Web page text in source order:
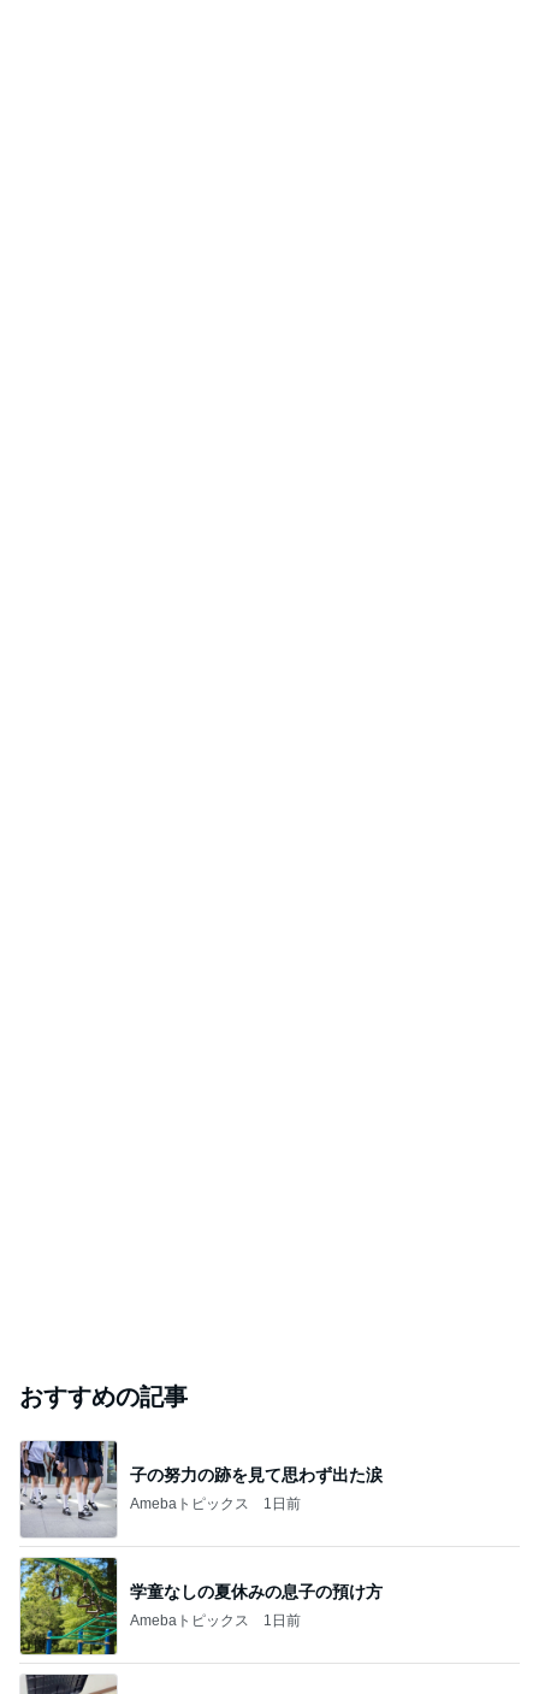
おすすめの記事
子の努力の跡を見て思わず出た涙
Amebaトピックス 1日前
学童なしの夏休みの息子の預け方
Amebaトピックス 1日前